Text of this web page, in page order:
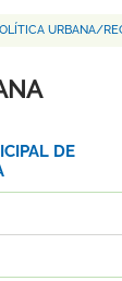
URBANA/
DE